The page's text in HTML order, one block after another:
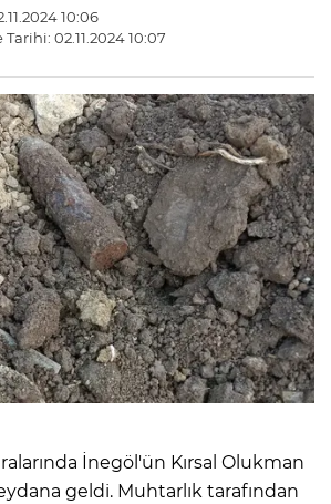
10:06
02.11.2024 10:07
İnegöl'ün Kırsal Olukman
geldi. Muhtarlık tarafından